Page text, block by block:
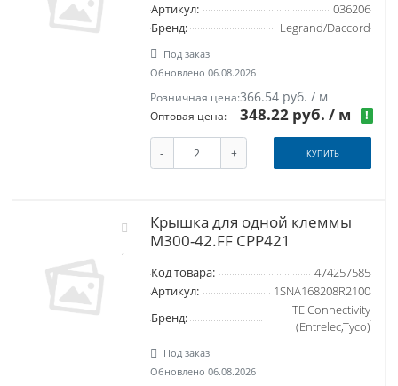
Артикул:
036206
Бренд:
Legrand/Daccord
Под заказ
Обновлено 06.08.2026
Розничная цена:366.54 руб. / м
Оптовая цена: 348.22 руб./ м !
- + КУПИТЬ
Крышка для одной клеммы
M300-42.FF CPP421
Код товара:
474257585
Артикул:
1SNA168208R2100
Бренд:
TE Connectivity
(Entrelec,Tyco)
Под заказ
Обновлено 06.08.2026